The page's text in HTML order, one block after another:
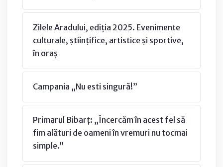
Zilele Aradului, ediția 2025. Evenimente
culturale, științifice, artistice și sportive,
în oraș
Campania „Nu esti singură!”
Primarul Bibarț: „Încercăm în acest fel să
fim alături de oameni în vremuri nu tocmai
simple.”